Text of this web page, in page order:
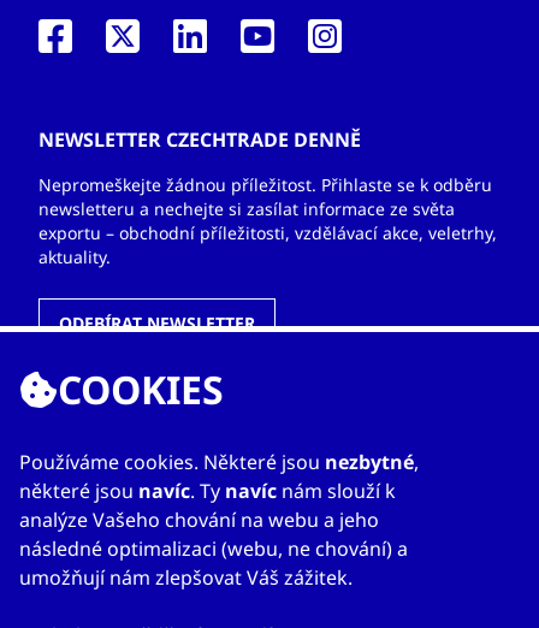
NEWSLETTER CZECHTRADE DENNĚ
Nepromeškejte žádnou příležitost. Přihlaste se k odběru
newsletteru a nechejte si zasílat informace ze světa
exportu – obchodní příležitosti, vzdělávací akce, veletrhy,
aktuality.
ODEBÍRAT NEWSLETTER
ODKAZY
O nás
Zahraniční kanceláře
Služby
Kontakty
COOKIES
Používáme cookies. Některé jsou nezbytné,
některé jsou navíc. Ty navíc nám slouží k
analýze Vašeho chování na webu a jeho
následné optimalizaci (webu, ne chování) a
umožňují nám zlepšovat Váš zážitek.